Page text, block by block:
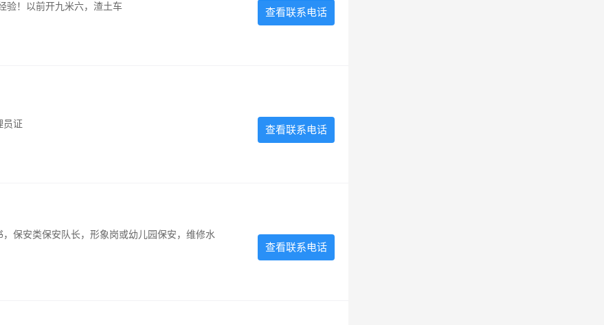
验！以前开九米六，渣土车 查看联系电话
员证 查看联系电话
保安类保安队长，形象岗或幼儿园保安，维修水
查看联系电话